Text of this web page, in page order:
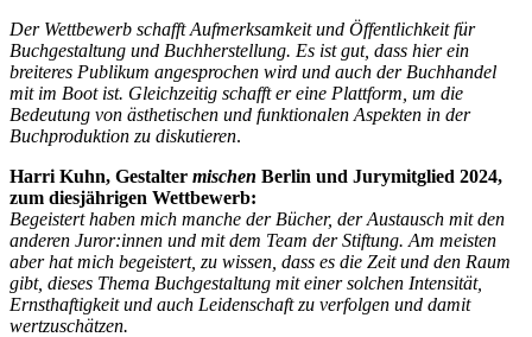
Der Wettbewerb schafft Aufmerksamkeit und Öffentlichkeit für
Buchgestaltung und Buchherstellung. Es ist gut, dass hier ein
breiteres Publikum angesprochen wird und auch der Buchhandel
mit im Boot ist. Gleichzeitig schafft er eine Plattform, um die
Bedeutung von ästhetischen und funktionalen Aspekten in der
Buchproduktion zu diskutieren.
Harri Kuhn, Gestalter mischen Berlin und Jurymitglied 2024,
zum diesjährigen Wettbewerb:
Begeistert haben mich manche der Bücher, der Austausch mit den
anderen Juror:innen und mit dem Team der Stiftung. Am meisten
aber hat mich begeistert, zu wissen, dass es die Zeit und den Raum
gibt, dieses Thema Buchgestaltung mit einer solchen Intensität,
Ernsthaftigkeit und auch Leidenschaft zu verfolgen und damit
wertzuschätzen.